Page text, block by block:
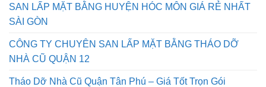
SAN LẤP MẶT BẰNG HUYỆN HÓC MÔN GIÁ RẺ NHẤT
SÀI GÒN
CÔNG TY CHUYÊN SAN LẤP MẶT BẰNG THÁO DỠ
NHÀ CŨ QUẬN 12
Tháo Dỡ Nhà Cũ Quận Tân Phú – Giá Tốt Trọn Gói